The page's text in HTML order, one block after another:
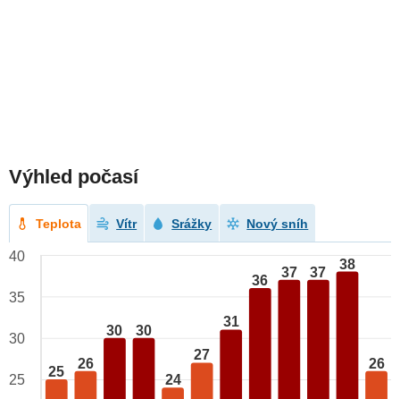
Výhled počasí
Teplota Vítr Srážky Nový sníh
25
26
30 30
24
27
31
36
37 37
38
26
40
35
30
25